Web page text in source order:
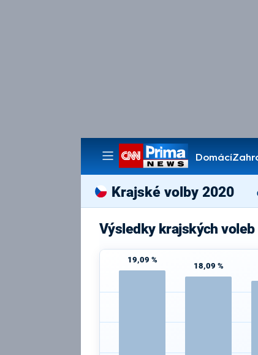
Domácí
Pořady
Krajské volby 2020
Výsledky krajských voleb
19,09 %
18,09 %